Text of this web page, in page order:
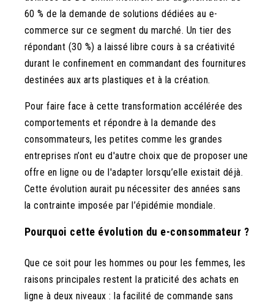
60 % de la demande de solutions dédiées au e-
commerce sur ce segment du marché. Un tier des
répondant (30 %) a laissé libre cours à sa créativité
durant le confinement en commandant des fournitures
destinées aux arts plastiques et à la création.
Pour faire face à cette transformation accélérée des
comportements et répondre à la demande des
consommateurs, les petites comme les grandes
entreprises n’ont eu d'autre choix que de proposer une
offre en ligne ou de l'adapter lorsqu’elle existait déjà.
Cette évolution aurait pu nécessiter des années sans
la contrainte imposée par l’épidémie mondiale.
Pourquoi cette évolution du e-consommateur ?
Que ce soit pour les hommes ou pour les femmes, les
raisons principales restent la praticité des achats en
ligne à deux niveaux : la facilité de commande sans